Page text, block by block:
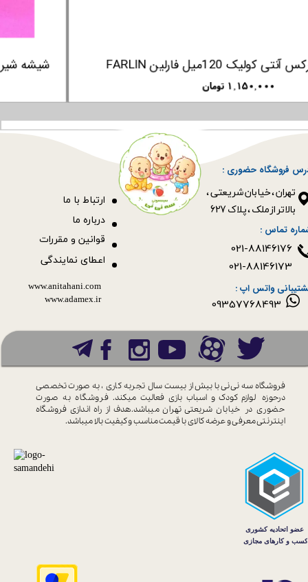
شیشه شیر پیرکس آنتی کولیک 120میل فارلین FARLIN
فروشگاه حضوری :
​​​​​​​تهران ، خیابان شریعتی ،
بالاتر از ملک ، پلاک 627​​​​​​​
قوانین و مقررات
ارتباط با ما
09357768493
درباره ما
اعطای نمایندگی
www.anitahani.com
www.ada​​​​​​​mex.ir
فروشگاه سه نی نی با بیش از بیست سال تجربه کاری ، به صورت تخصصی
درحوزه لوازم کودک و اسباب بازی فعالیت میکند. فروشگاه به صورت
حضوری در خیابان شریعتی تهران میباشد.هدف از راه اندازی فروشگاه
اینترنتی معرفی و عرضه کالای باقیمت مناسب و کیفیت بالا میباشد.
تماس :
واتس اپ :